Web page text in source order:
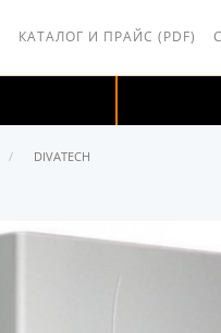
КАТАЛОГ И ПРАЙС (PDF)
DIVATECH